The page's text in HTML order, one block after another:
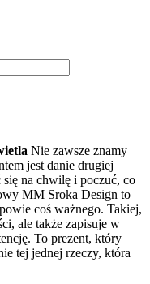
Nie zawsze znamy
jest danie drugiej
się na chwilę i poczuć, co
MM Sroka Design to
coś ważnego. Takiej,
ale także zapisuje w
To prezent, który
tej jednej rzeczy, która